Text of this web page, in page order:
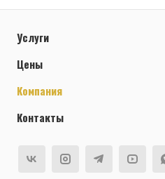
Услуги
Цены
Компания
Контакты